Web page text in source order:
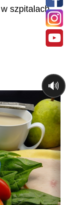
szpitalach.
🔊